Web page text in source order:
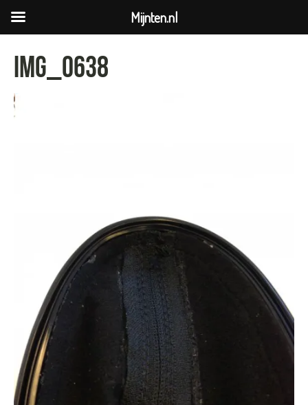
IMG_0638
Mijnten.nl